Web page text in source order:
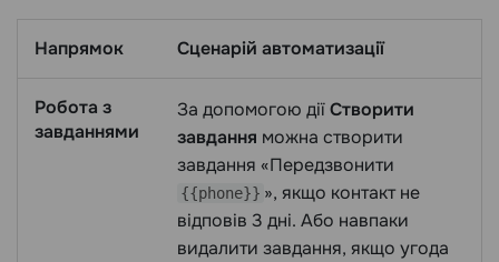
Напрямок Сценарій автоматизації
Робота з
завданнями
За допомогою діїСтворити
завдання можна створити
завдання «Передзвонити
{{phone}} », якщо контакт не
відповів 3 дні. Або навпаки
видалити завдання, якщо угода